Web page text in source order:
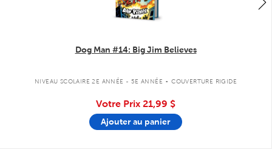
Dog Man #14: Big Jim Believes
NIVEAU SCOLAIRE 2E ANNÉE - 5E ANNÉE . COUVERTURE RIGIDE
Votre Prix 21,99 $
Ajouter au panier